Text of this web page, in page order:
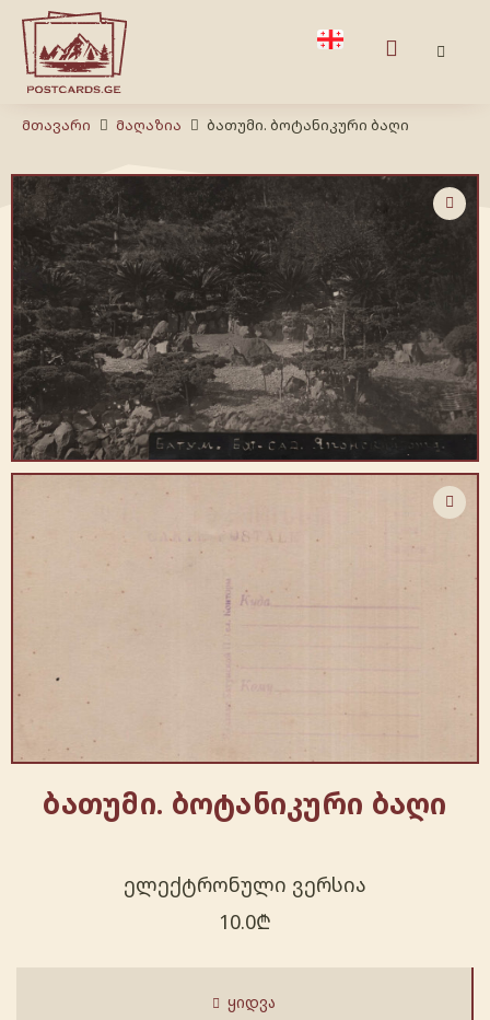
Მთავარი Მაღაზია ბათუმი. ბოტანიკური ბაღი
ბათუმი. ბოტანიკური ბაღი
ელექტრონული ვერსია
10.0₾
ᲧᲘᲓᲕᲐ